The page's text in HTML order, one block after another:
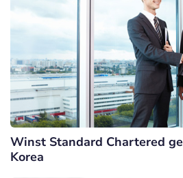
Winst Standard Chartered
Korea